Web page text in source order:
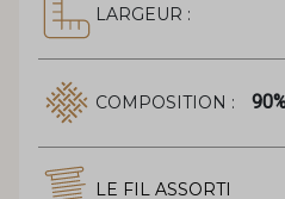
LARGEUR :
COMPOSITION :
LE FIL ASSORTI